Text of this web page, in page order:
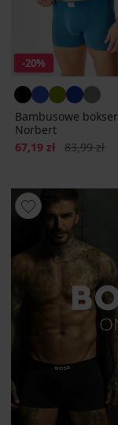
-20%
Bambusowe
Norbert
Zniżka
67,19 zł Pierwotna
83,99 zł